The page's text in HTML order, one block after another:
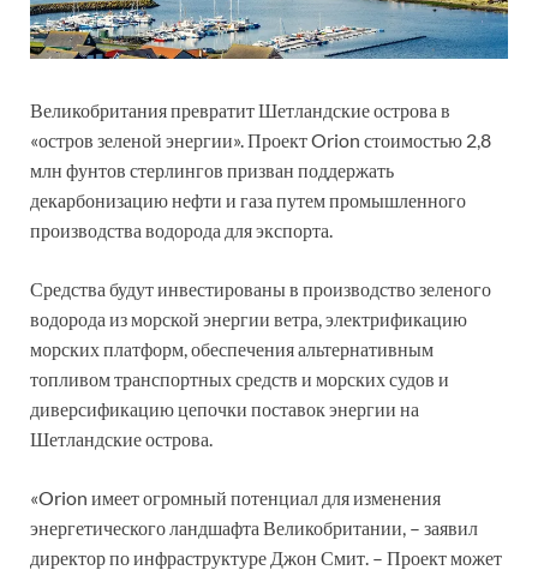
Великобритания превратит Шетландские острова в
«остров зеленой энергии». Проект Orion стоимостью 2,8
млн фунтов стерлингов призван поддержать
декарбонизацию нефти и газа путем промышленного
производства водорода для экспорта.
Средства будут инвестированы в производство зеленого
водорода из морской энергии ветра, электрификацию
морских платформ, обеспечения альтернативным
топливом транспортных средств и морских судов и
диверсификацию цепочки поставок энергии на
Шетландские острова.
«Orion имеет огромный потенциал для изменения
энергетического ландшафта Великобритании, – заявил
директор по инфраструктуре Джон Смит. – Проект может